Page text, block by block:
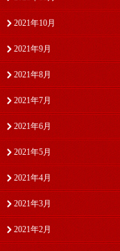
2021年10月
2021年9月
2021年8月
2021年7月
2021年6月
2021年5月
2021年4月
2021年3月
2021年2月